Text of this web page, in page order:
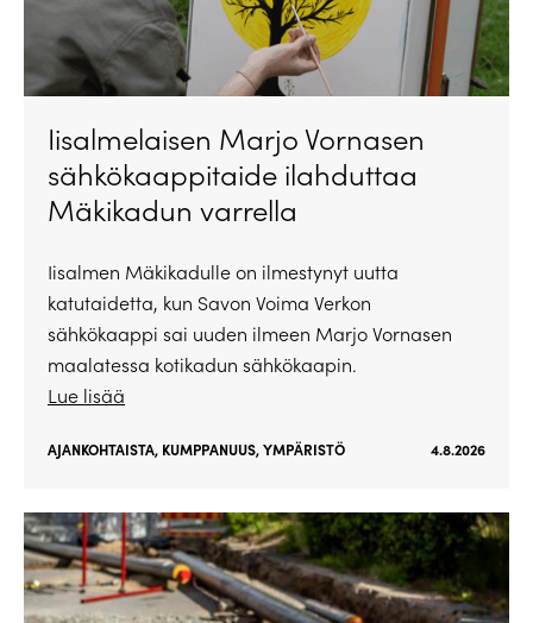
Iisalmelaisen Marjo Vornasen
sähkökaappitaide ilahduttaa
Mäkikadun varrella
Iisalmen Mäkikadulle on ilmestynyt uutta
katutaidetta, kun Savon Voima Verkon
sähkökaappi sai uuden ilmeen Marjo Vornasen
maalatessa kotikadun sähkökaapin.
Lue lisää
AJANKOHTAISTA, KUMPPANUUS,YMPÄRISTÖ 4.8.2026